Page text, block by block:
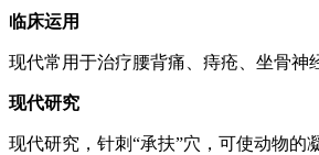
临床运用
现代常用于治疗腰背痛、痔疮、坐骨神
现代研究
现代研究，针刺“承扶”穴，可使动物